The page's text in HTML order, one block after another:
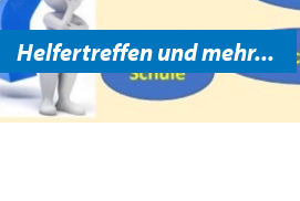
Helfertreffen und mehr...